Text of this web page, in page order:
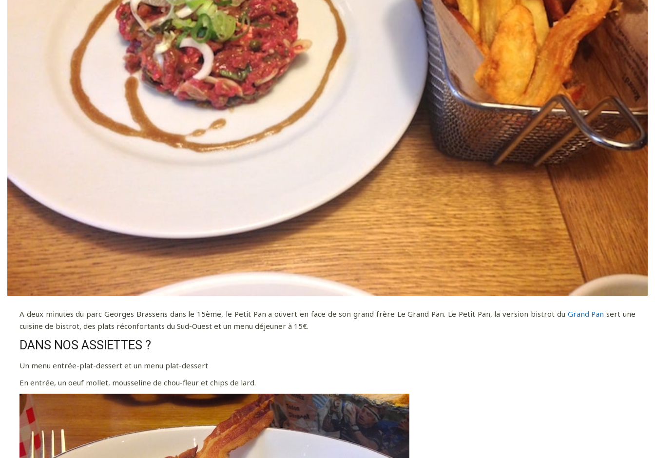
A deux minutes du parc Georges Brassens dans le 15ème, le Petit Pan a ouvert en face de son grand frère Le Grand Pan. Le Petit Pan, la version bistrot du Grand Pan sert une
cuisine de bistrot, des plats réconfortants du Sud-Ouest et un menu déjeuner à 15€.
DANS NOS ASSIETTES ?
Un menu entrée-plat-dessert et un menu plat-dessert
En entrée, un oeuf mollet, mousseline de chou-fleur et chips de lard.